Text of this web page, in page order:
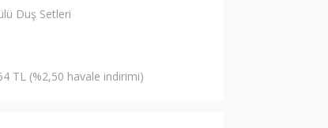
Duş Setleri
TL (%2,50 havale indirimi)